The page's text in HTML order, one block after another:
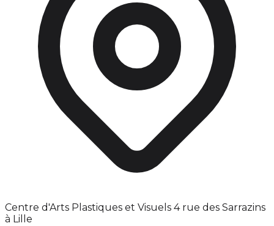
Centre d'Arts Plastiques et Visuels 4 rue des Sarrazins
à Lille